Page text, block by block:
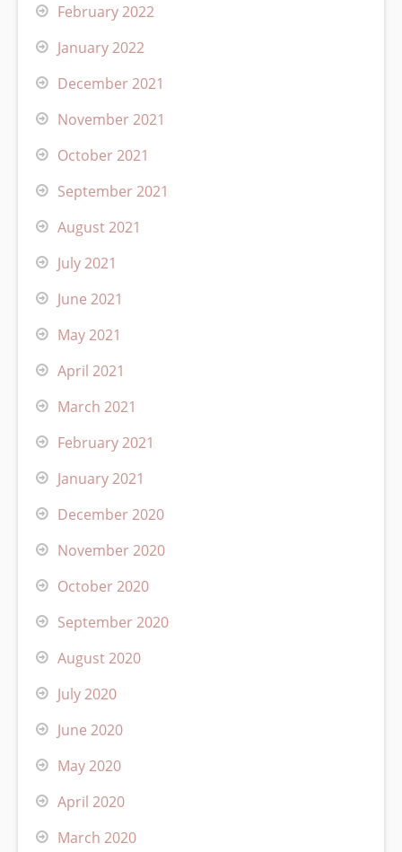
February 2022
January 2022
December 2021
November 2021
October 2021
September 2021
August 2021
July 2021
June 2021
May 2021
April 2021
March 2021
February 2021
January 2021
December 2020
November 2020
October 2020
September 2020
August 2020
July 2020
June 2020
May 2020
April 2020
March 2020